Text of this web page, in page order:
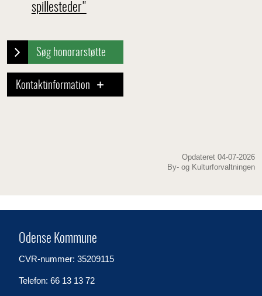
spillesteder"
Søg honorarstøtte
Kontaktinformation
Opdateret 04-07-2026
By- og Kulturforvaltningen
Odense Kommune
CVR-nummer: 35209115
Telefon: 66 13 13 72